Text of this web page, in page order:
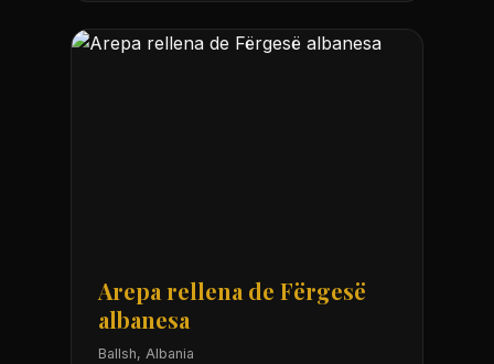
Arepa rellena de Fërgesë
albanesa
Ballsh, Albania